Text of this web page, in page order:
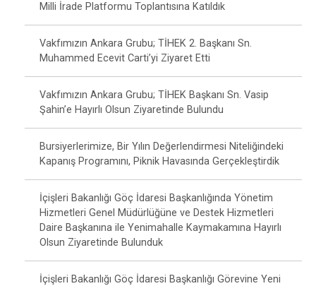
Milli İrade Platformu Toplantısına Katıldık
Vakfımızın Ankara Grubu; TİHEK 2. Başkanı Sn.
Muhammed Ecevit Carti’yi Ziyaret Etti
Vakfımızın Ankara Grubu; TİHEK Başkanı Sn. Vasip
Şahin’e Hayırlı Olsun Ziyaretinde Bulundu
Bursiyerlerimize, Bir Yılın Değerlendirmesi Niteliğindeki
Kapanış Programını, Piknik Havasında Gerçekleştirdik
İçişleri Bakanlığı Göç İdaresi Başkanlığında Yönetim
Hizmetleri Genel Müdürlüğüne ve Destek Hizmetleri
Daire Başkanına ile Yenimahalle Kaymakamına Hayırlı
Olsun Ziyaretinde Bulunduk
İçişleri Bakanlığı Göç İdaresi Başkanlığı Görevine Yeni